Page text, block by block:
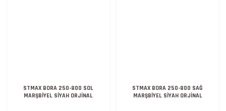
STMAX BORA 250-800 SOL
MARŞBİYEL SİYAH ORJİNAL
STMAX BORA 250-800 SAĞ
MARŞBİYEL SİYAH ORJİNAL